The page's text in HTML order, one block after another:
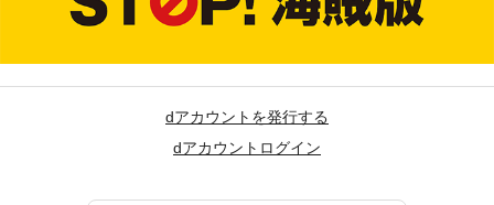
dアカウントを発行する
dアカウントログイン